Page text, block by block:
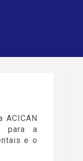
ACICAN
para a
e o